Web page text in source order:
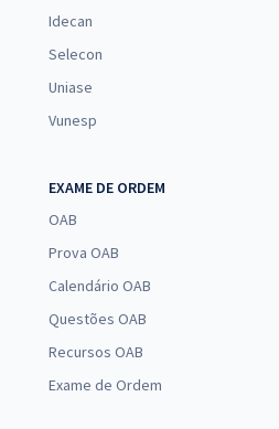
Idecan
Selecon
Uniase
Vunesp
EXAME DE ORDEM
OAB
Prova OAB
Calendário OAB
Questões OAB
Recursos OAB
Exame de Ordem